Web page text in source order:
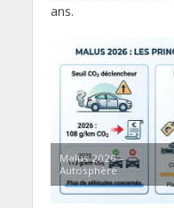
ans.
Malus 2026 –
Autosphère